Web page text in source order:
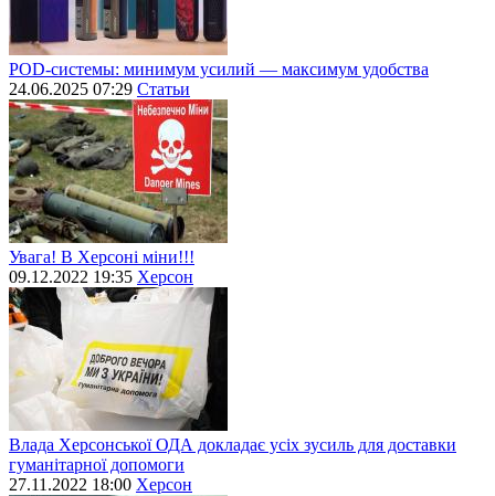
POD-системы: минимум усилий — максимум удобства
24.06.2025 07:29 Статьи
Увага! В Херсоні міни!!!
09.12.2022 19:35 Херсон
Влада Херсонської ОДА докладає усіх зусиль для доставки
гуманітарної допомоги
27.11.2022 18:00 Херсон